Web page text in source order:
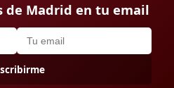
de Madrid en tu email